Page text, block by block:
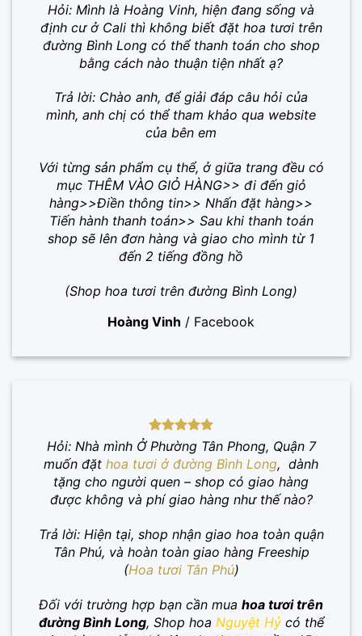
Hỏi: Mình là Hoàng Vinh, hiện đang sống và
định cư ở Cali thì không biết đặt hoa tươi trên
đường Bình Long có thể thanh toán cho shop
bằng cách nào thuận tiện nhất ạ?
Trả lời: Chào anh, để giải đáp câu hỏi của
mình, anh chị có thể tham khảo qua website
của bên em
Với từng sản phẩm cụ thể, ở giữa trang đều có
mục THÊM VÀO GIỎ HÀNG>> đi đến giỏ
hàng>>Điền thông tin>> Nhấn đặt hàng>>
Tiến hành thanh toán>> Sau khi thanh toán
shop sẽ lên đơn hàng và giao cho mình từ 1
đến 2 tiếng đồng hồ
(Shop hoa tươi trên đường Bình Long)
Hoàng Vinh / Facebook
Hỏi: Nhà mình Ở Phường Tân Phong, Quận 7
muốn đặt hoa tươi ở đường Bình Long, dành
tặng cho người quen – shop có giao hàng
được không và phí giao hàng như thế nào?
Trả lời: Hiện tại, shop nhận giao hoa toàn quận
Tân Phú, và hoàn toàn giao hàng Freeship
(Hoa tươi Tân Phú)
Đối với trường hợp bạn cần mua hoa tươi trên
đường Bình Long, Shop hoa Nguyệt Hỷcó thể